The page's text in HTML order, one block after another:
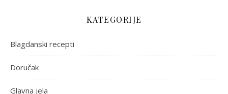
KATEGORIJE
Blagdanski recepti
Doručak
Glavna jela